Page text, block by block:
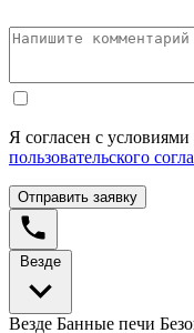
Я согласен с условиями
пользовательского
Отправить заявку
Везде
Везде Банные печи